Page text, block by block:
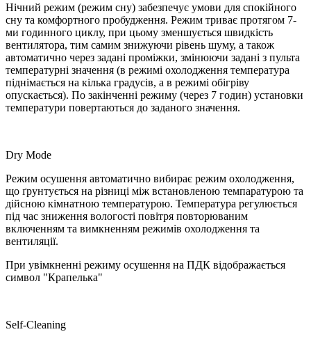
Нічний режим (режим сну) забезпечує умови для спокійного
сну та комфортного пробудження. Режим триває протягом 7-
ми годинного циклу, при цьому зменшується швидкість
вентилятора, тим самим знижуючи рівень шуму, а також
автоматично через задані проміжки, змінюючи задані з пульта
температурні значення (в режимі охолодження температура
піднімається на кілька градусів, а в режимі обігріву
опускається). По закінченні режиму (через 7 годин) установки
температури повертаються до заданого значення.
Dry Mode
Режим осушення автоматично вибирає режим охолодження,
що ґрунтується на різниці між встановленою темпаратурою та
дійсною кімнатною температурою. Температура регулюється
під час зниження вологості повітря повторюваним
включенням та вимкненням режимів охолодження та
вентиляції.
При увімкненні режиму осушення на ПДК відображається
символ "Крапелька"
Self-Cleaning